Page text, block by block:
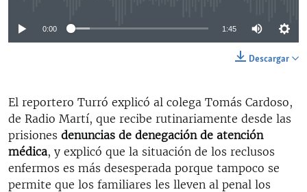
0:00 1:45
Descargar
El reportero Turró explicó al colega Tomás Cardoso,
de Radio Martí, que recibe rutinariamente desde las
prisiones denuncias de denegación de atención
médica, y explicó que la situación de los reclusos
enfermos es más desesperada porque tampoco se
permite que los familiares les lleven al penal los